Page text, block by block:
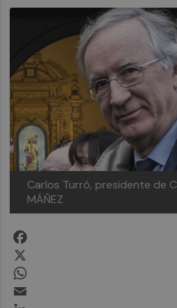
Carlos Turró, presidente de
MÁÑEZ